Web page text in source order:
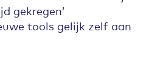
gekregen’
tools gelijk zelf aan